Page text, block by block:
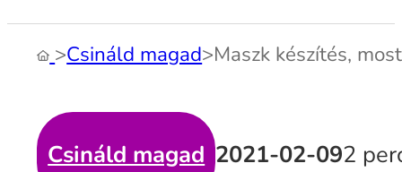
>Csináld magad>Maszk készítés,
Csináld magad 2021-02-092